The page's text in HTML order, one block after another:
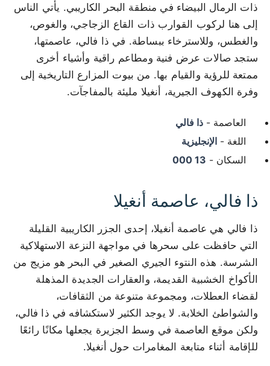
ذات الرمال البيضاء في منطقة البحر الكاريبي. يأتي الناس
إلى هنا لركوب القوارب ذات القاع الزجاجي، والغوص،
والغطس، وللاسترخاء ببساطة. في ذا فالي، عاصمتها،
ستجد صالات عرض فنية ومطاعم راقية وأشياء أخرى
ممتعة للرؤية والقيام بها. من بيوت المزارع التاريخية إلى
وفرة الكهوف الجيرية، أنغيلا مليئة بالمفاجآت.
العاصمة - ذا فالي
اللغة - الإنجليزية
السكان - 13 000
ذا فالي، عاصمة أنغيلا
ذا فالي هي عاصمة أنغيلا، إحدى الجزر الكاريبية القليلة
التي حافظت على سحرها في مواجهة النزعة الاستهلاكية
الشرسة. هذه النتوء الجيري الصغير في البحر هو مزيج من
الأكواخ الخشبية القديمة، والعقارات الجديدة المذهلة
لقضاء العطلات، ومجموعة متنوعة من الثقافات،
والشواطئ الخلابة. لا يوجد الكثير لاستكشافه في ذا فالي،
ولكن موقع العاصمة في وسط الجزيرة يجعلها مكانًا رائعًا
للإقامة أثناء متابعة المغامرات حول أنغيلا.